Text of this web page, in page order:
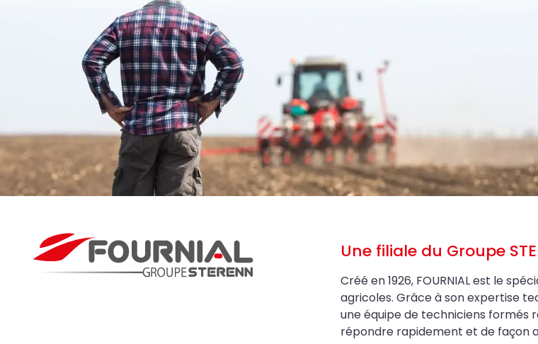
Une filiale du Groupe
Créé en 1926, FOURNIAL est le
agricoles. Grâce à son expertise
une équipe de techniciens
répondre rapidement et de façon